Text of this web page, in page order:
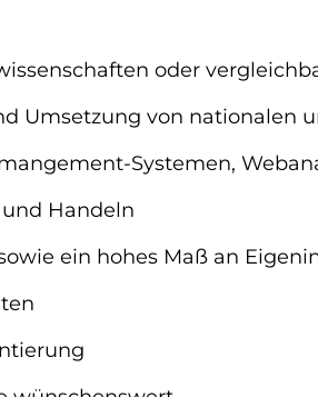
oder
Umsetzung von nationalen
Systemen,
Handeln
ein hohes Maß an